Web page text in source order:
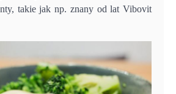
takie jak np. znany od lat Vibovit